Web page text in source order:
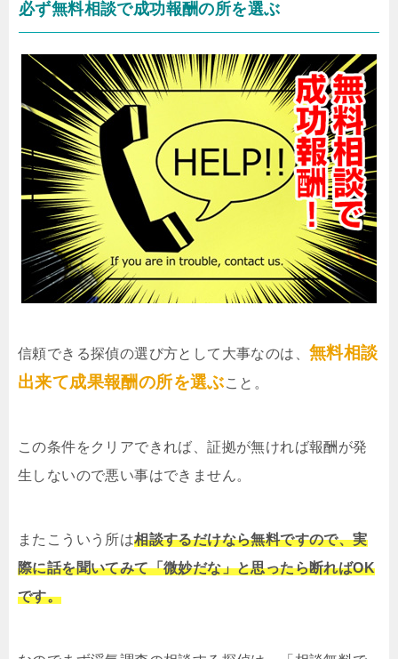
必ず無料相談で成功報酬の所を選ぶ
信頼できる探偵の選び方として大事なのは、 無料相談
出来て成果報酬の所を選ぶこと。
この条件をクリアできれば、証拠が無ければ報酬が発
生しないので悪い事はできません。
またこういう所は相談するだけなら無料ですので、実
際に話を聞いてみて「微妙だな」と思ったら断ればOK
です。